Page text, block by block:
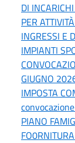
DI
PER
INGRESSI E
IMPIANTI
GIUGNO
IMPOSTA
PIANO